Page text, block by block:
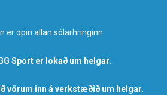
er opin allan sólarhringinn
Sport er lokað um helgar.
vörum inn á verkstæðið um helgar.